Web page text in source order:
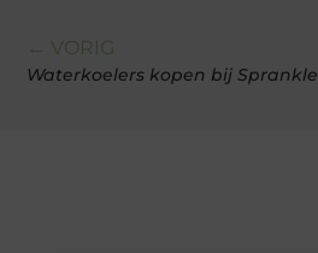
← VORIG
Waterkoelers kopen bij Sprankle